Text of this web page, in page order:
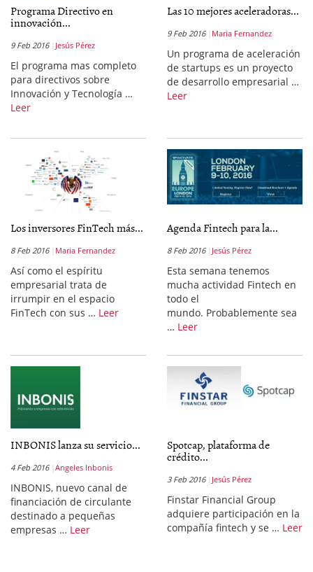
Programa Directivo en
innovación...
9 Feb 2016 Jesús Pérez
El programa mas completo
para directivos sobre
Innovación y Tecnología …
Leer
Las 10 mejores aceleradoras...
9 Feb 2016 Maria Fernandez
Un programa de aceleración
de startups es un proyecto
de desarrollo empresarial …
Leer
Los inversores FinTech más...
8 Feb 2016 Maria Fernandez
Así como el espíritu
empresarial trata de
irrumpir en el espacio
FinTech con sus … Leer
Agenda Fintech para la...
8 Feb 2016 Jesús Pérez
Esta semana tenemos
mucha actividad Fintech en
todo el
mundo. Probablemente sea
… Leer
INBONIS lanza su servicio...
4 Feb 2016 Angeles Inbonis
INBONIS, nuevo canal de
financiación de circulante
destinado a pequeñas
empresas … Leer
Spotcap, plataforma de
crédito...
3 Feb 2016 Jesús Pérez
Finstar Financial Group
adquiere participación en la
compañía fintech y se … Leer